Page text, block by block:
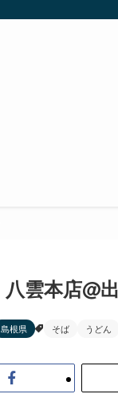
八雲本店@
島根県 そば うどん